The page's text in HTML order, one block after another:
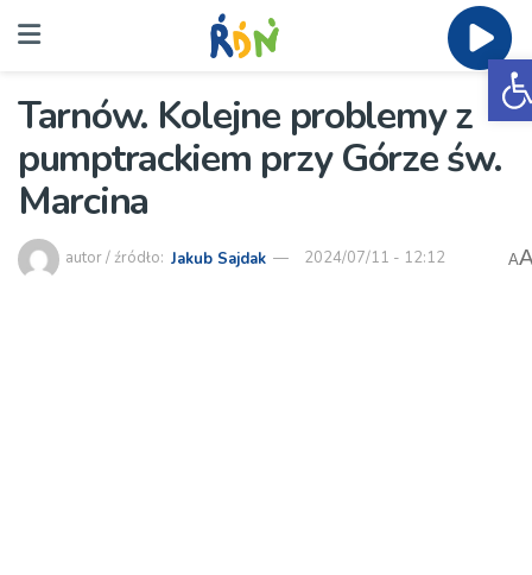
Tarnów. Kolejne problemy z
pumptrackiem przy Górze św.
Marcina
autor / źródło: Jakub Sajdak 2024/07/11 - 12:12 A